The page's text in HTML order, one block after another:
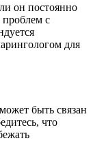
он постоянно
проблем с
для
быть связан
что